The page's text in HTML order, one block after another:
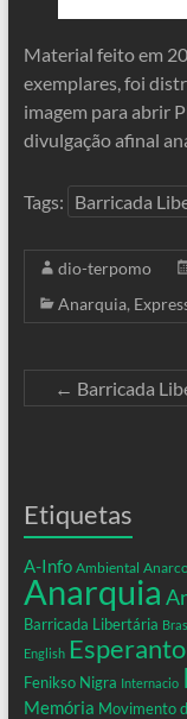
Material feito em
exemplares, foi
imagem para abrir
divulgação afinal
Tags: Barricada
dio-terpomo
Anarquia,
← Barricada
Etiquetas
A-Info Ambiental
Anarquia
Barricada Libertária
English Esperanto
Fenikso Nigra Internacio
Memória Movimento